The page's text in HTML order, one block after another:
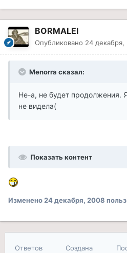
BORMALEI
Опубликовано 24 декабря,
Menorra сказал:
Не-а, не будет продолжения.
не видела(
Показать контент
Изменено 24 декабря, 2008
Ответов Создана